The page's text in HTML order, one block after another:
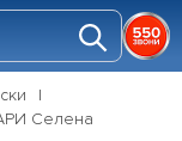
Селена